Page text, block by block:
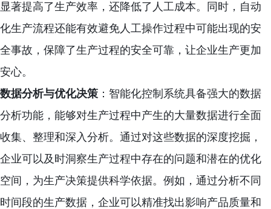
显著提高了生产效率，还降低了人工成本。同时，自动
化生产流程还能有效避免人工操作过程中可能出现的安
全事故，保障了生产过程的安全可靠，让企业生产更加
安心。
数据分析与优化决策 ：智能化控制系统具备强大的数据
分析功能，能够对生产过程中产生的大量数据进行全面
收集、整理和深入分析。通过对这些数据的深度挖掘，
企业可以及时洞察生产过程中存在的问题和潜在的优化
空间，为生产决策提供科学依据。例如，通过分析不同
时间段的生产数据，企业可以精准找出影响产品质量和